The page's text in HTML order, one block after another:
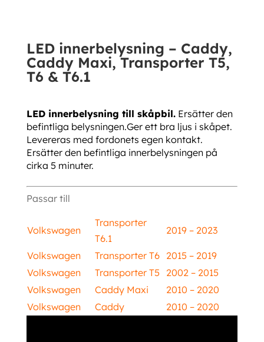
&
T6.1
mängd
LED innerbelysning – Caddy,
Caddy Maxi, Transporter T5,
T6 & T6.1
LED innerbelysning till skåpbil.Ersätter den
befintliga belysningen.Ger ett bra ljus i skåpet.
Levereras med fordonets egen kontakt.
Ersätter den befintliga innerbelysningen på
cirka 5 minuter.
Passar till
Volkswagen
Transporter
T6.1
2019 – 2023
Volkswagen Transporter T6
2015 – 2019
Volkswagen
Transporter T5
2002 – 2015
Volkswagen
Caddy Maxi
2010 – 2020
Volkswagen
Caddy 2010 – 2020